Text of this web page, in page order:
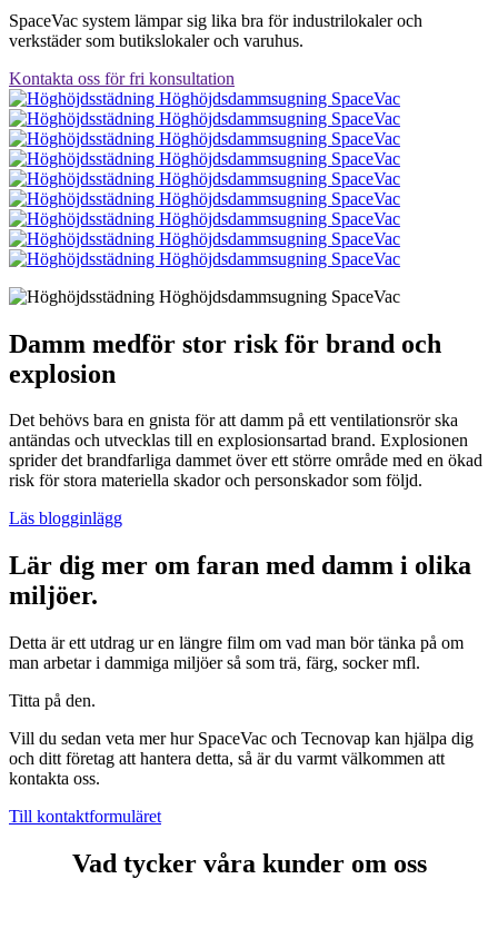
SpaceVac system lämpar sig lika bra för industrilokaler och
verkstäder som butikslokaler och varuhus.
Kontakta oss för fri konsultation
Damm medför stor risk för brand och
explosion
Det behövs bara en gnista för att damm på ett ventilationsrör ska
antändas och utvecklas till en explosionsartad brand. Explosionen
sprider det brandfarliga dammet över ett större område med en ökad
risk för stora materiella skador och personskador som följd.
Läs blogginlägg
Lär dig mer om faran med damm i olika
miljöer.
Detta är ett utdrag ur en längre film om vad man bör tänka på om
man arbetar i dammiga miljöer så som trä, färg, socker mfl.
Titta på den.
Vill du sedan veta mer hur SpaceVac och Tecnovap kan hjälpa dig
och ditt företag att hantera detta, så är du varmt välkommen att
kontakta oss.
Till kontaktformuläret
Vad tycker våra kunder om oss